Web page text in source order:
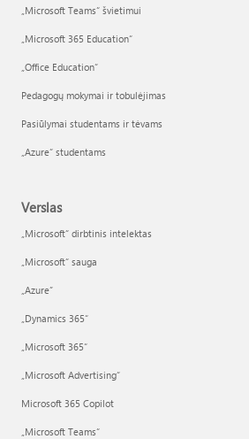
„Microsoft Teams“ švietimui
„Microsoft 365 Education“
„Office Education“
Pedagogų mokymai ir tobulėjimas
Pasiūlymai studentams ir tėvams
„Azure“ studentams
Verslas
„Microsoft“ dirbtinis intelektas
„Microsoft“ sauga
„Azure”
„Dynamics 365“
„Microsoft 365“
„Microsoft Advertising“
Microsoft 365 Copilot
„Microsoft Teams“